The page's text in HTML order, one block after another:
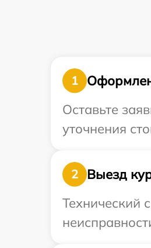
1
Оставьте
уточнения
2
Выезд
Технический